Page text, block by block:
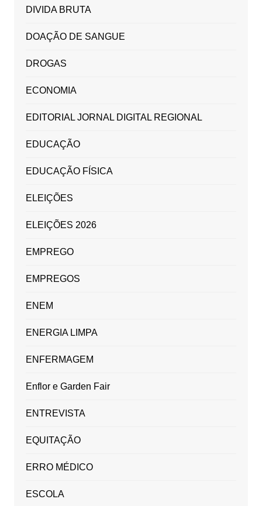
DIVIDA BRUTA
DOAÇÃO DE SANGUE
DROGAS
ECONOMIA
EDITORIAL JORNAL DIGITAL REGIONAL
EDUCAÇÃO
EDUCAÇÃO FÍSICA
ELEIÇÕES
ELEIÇÕES 2026
EMPREGO
EMPREGOS
ENEM
ENERGIA LIMPA
ENFERMAGEM
Enflor e Garden Fair
ENTREVISTA
EQUITAÇÃO
ERRO MÉDICO
ESCOLA